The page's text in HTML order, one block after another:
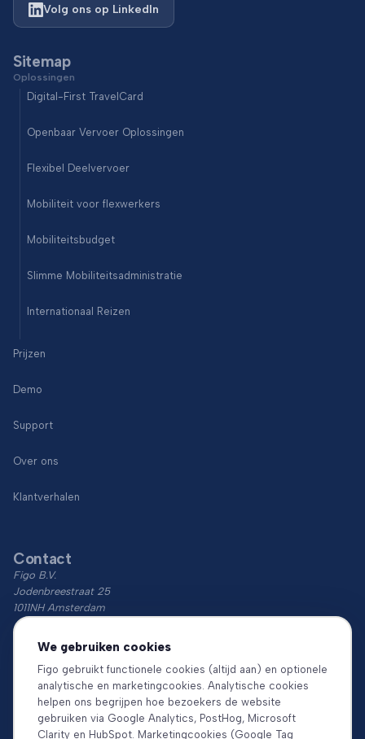
We gebruiken cookies
Figo gebruikt functionele cookies (altijd aan) en optionele
analytische en marketingcookies. Analytische cookies
helpen ons begrijpen hoe bezoekers de website
gebruiken via Google Analytics, PostHog, Microsoft
Clarity en HubSpot. Marketingcookies (Google Tag
Volg ons op LinkedIn
Sitemap
Oplossingen
Digital-First TravelCard
Openbaar Vervoer Oplossingen
Flexibel Deelvervoer
Mobiliteit voor flexwerkers
Mobiliteitsbudget
Slimme Mobiliteitsadministratie
Internationaal Reizen
Prijzen
Demo
Support
Over ons
Klantverhalen
Contact
Figo B.V.
Jodenbreestraat 25
1011NH Amsterdam
KvK: 74766759
Download de app